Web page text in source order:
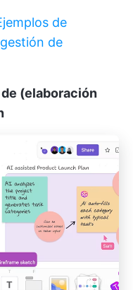
de
de
(elaboración